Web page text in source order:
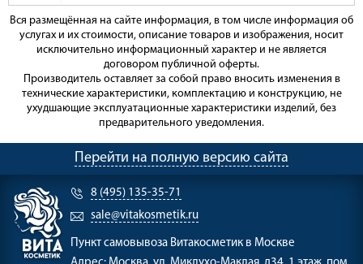
Вся размещённая на сайте информация, в том числе информация об
услугах и их стоимости, описание товаров и изображения, носит
исключительно информационный характер и не является
договором публичной оферты.
Производитель оставляет за собой право вносить изменения в
технические характеристики, комплектацию и конструкцию, не
ухудшающие эксплуатационные характеристики изделий, без
предварительного уведомления.
Перейти на полную версию сайта
8 (495) 135-35-71
sale@vitakosmetik.ru
Пункт самовывоза Витакосметик в Москве